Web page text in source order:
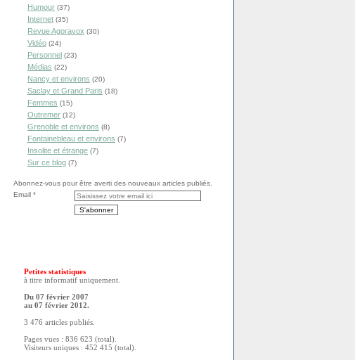
Humour (37)
Internet (35)
Revue Agoravox (30)
Vidéo (24)
Personnel (23)
Médias (22)
Nancy et environs (20)
Saclay et Grand Paris (18)
Femmes (15)
Outremer (12)
Grenoble et environs (8)
Fontainebleau et environs (7)
Insolite et étrange (7)
Sur ce blog (7)
Abonnez-vous pour être averti des nouveaux articles publiés.
Email
Petites statistiques
à titre informatif uniquement.
Du 07 février 2007
au 07 février 2012.
3 476 articles publiés.
Pages vues : 836 623 (total).
Visiteurs uniques : 452 415 (total).